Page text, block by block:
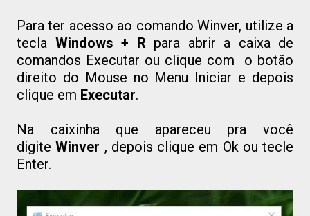
Para ter acesso ao comando Winver, utilize a
tecla Windows + Rpara abrir a caixa de
comandos Executar ou clique com o botão
direito do Mouse no Menu Iniciar e depois
clique em Executar.
Na caixinha que apareceu pra você
digiteWinver , depois clique em Ok ou tecle
Enter.